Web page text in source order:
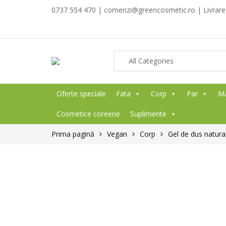
0737 554 470 | comenzi@greencosmetic.ro |
Oferte speciale Fata Corp Par
Cosmetice coreene Suplimente
Prima pagină Vegan Corp Gel de dus